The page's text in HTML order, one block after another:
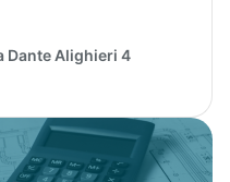
Dante Alighieri 4